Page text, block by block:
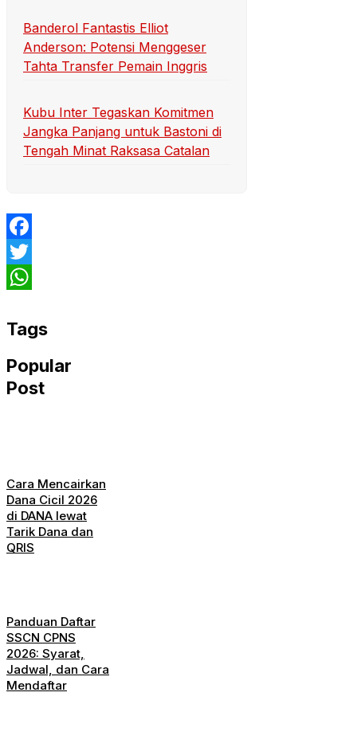
Banderol Fantastis Elliot
Anderson: Potensi Menggeser
Tahta Transfer Pemain Inggris
Kubu Inter Tegaskan Komitmen
Jangka Panjang untuk Bastoni di
Tengah Minat Raksasa Catalan
Facebook
Twitter
Tags
Popular
Post
Cara Mencairkan
Dana Cicil 2026
di DANA lewat
Tarik Dana dan
QRIS
Panduan Daftar
SSCN CPNS
2026: Syarat,
Jadwal, dan Cara
Mendaftar